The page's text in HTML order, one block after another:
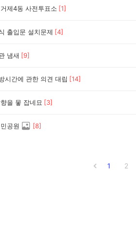
제4동 사전투표소 [1]
출입문 설치문제 [4]
냄새 [9]
시간에 관한 의견 대립 [14]
을 뫃 잡네묘 [3]
공원 [8]
1 2